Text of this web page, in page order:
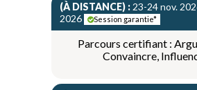
(À DISTANCE) : 23-24 nov.
2026
Session garantie*
Parcours certifiant :
Convaincre,